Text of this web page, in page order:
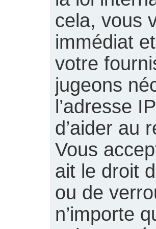
cela, vous
immédiat
votre
jugeons
l’adresse
d’aider au
Vous
ait le droit
ou de
n’importe